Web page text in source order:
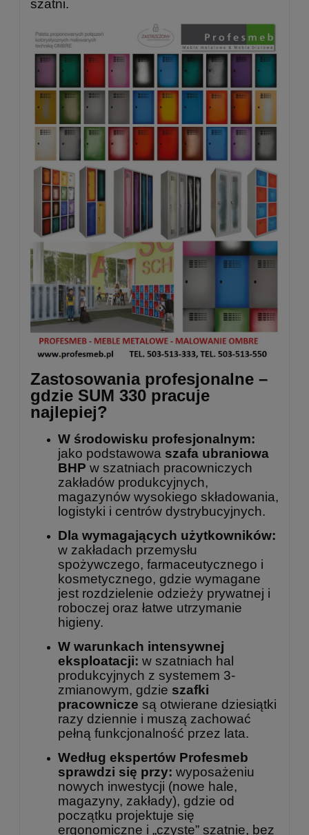
szatni.
Zastosowania profesjonalne –
gdzie SUM 330 pracuje
najlepiej?
W środowisku profesjonalnym:
jako podstawowa szafa ubraniowa
BHP w szatniach pracowniczych
zakładów produkcyjnych,
magazynów wysokiego składowania,
logistyki i centrów dystrybucyjnych.
Dla wymagających użytkowników:
w zakładach przemysłu
spożywczego, farmaceutycznego i
kosmetycznego, gdzie wymagane
jest rozdzielenie odzieży prywatnej i
roboczej oraz łatwe utrzymanie
higieny.
W warunkach intensywnej
eksploatacji: w szatniach hal
produkcyjnych z systemem 3-
zmianowym, gdzie szafki
pracownicze są otwierane dziesiątki
razy dziennie i muszą zachować
pełną funkcjonalność przez lata.
Według ekspertów Profesmeb
sprawdzi się przy: wyposażeniu
nowych inwestycji (nowe hale,
magazyny, zakłady), gdzie od
początku projektuje się
ergonomiczne i „czyste” szatnie, bez